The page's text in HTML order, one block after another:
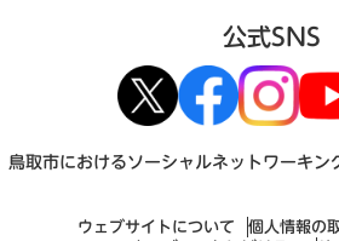
公式SNS
鳥取市におけるソーシャルネットワーキン
ウェブサイトについて
個人情報の